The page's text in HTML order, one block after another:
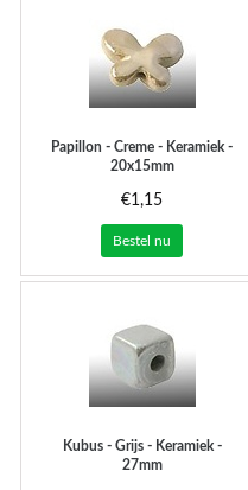
Papillon - Creme - Keramiek -
20x15mm
€1,15
Bestel nu
Kubus - Grijs - Keramiek -
27mm